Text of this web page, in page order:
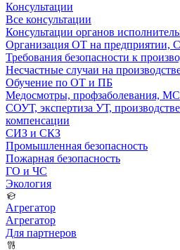
Консультации
Все консультации
Консультации органов
Организация ОТ на предприятии,
Требования безопасности к
Несчастные случаи на
Обучение по ОТ и ПБ
Медосмотры, профзаболевания,
СОУТ, экспертиза УТ,
компенсации
СИЗ и СКЗ
Промышленная безопасность
Пожарная безопасность
ГО и ЧС
Экология
Агрегатор
Агрегатор
Для партнеров